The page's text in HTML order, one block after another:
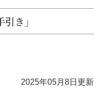
き」
2025年05月8日更新